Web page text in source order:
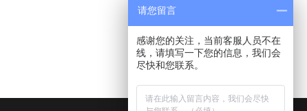
请您留言
感谢您的关注，当前客服人员不在
线，请填写一下您的信息，我们会
尽快和您联系。